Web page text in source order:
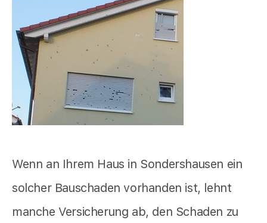
Wenn an Ihrem Haus in Sondershausen ein
solcher Bauschaden vorhanden ist, lehnt
manche Versicherung ab, den Schaden zu